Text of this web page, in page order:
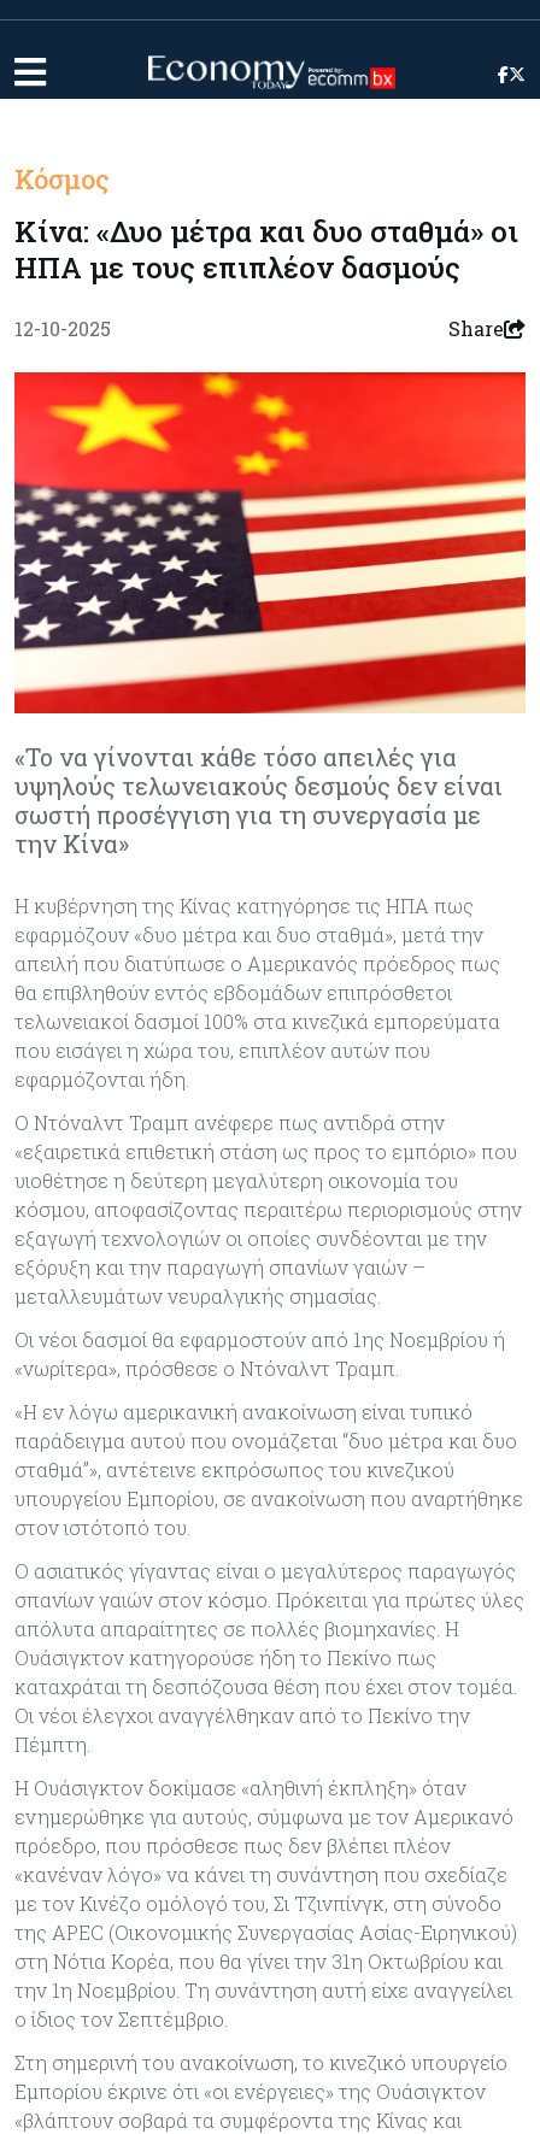
Κόσμος
Κίνα: «Δυο μέτρα και δυο σταθμά» οι
ΗΠΑ με τους επιπλέον δασμούς
12-10-2025 Share
«Το να γίνονται κάθε τόσο απειλές για
υψηλούς τελωνειακούς δεσμούς δεν είναι
σωστή προσέγγιση για τη συνεργασία με
την Κίνα»
Η κυβέρνηση της Κίνας κατηγόρησε τις ΗΠΑ πως
εφαρμόζουν «δυο μέτρα και δυο σταθμά», μετά την
απειλή που διατύπωσε ο Αμερικανός πρόεδρος πως
θα επιβληθούν εντός εβδομάδων επιπρόσθετοι
τελωνειακοί δασμοί 100% στα κινεζικά εμπορεύματα
που εισάγει η χώρα του, επιπλέον αυτών που
εφαρμόζονται ήδη.
Ο Ντόναλντ Τραμπ ανέφερε πως αντιδρά στην
«εξαιρετικά επιθετική στάση ως προς το εμπόριο» που
υιοθέτησε η δεύτερη μεγαλύτερη οικονομία του
κόσμου, αποφασίζοντας περαιτέρω περιορισμούς στην
εξαγωγή τεχνολογιών οι οποίες συνδέονται με την
εξόρυξη και την παραγωγή σπανίων γαιών –
μεταλλευμάτων νευραλγικής σημασίας.
Οι νέοι δασμοί θα εφαρμοστούν από 1ης Νοεμβρίου ή
«νωρίτερα», πρόσθεσε ο Ντόναλντ Τραμπ.
«Η εν λόγω αμερικανική ανακοίνωση είναι τυπικό
παράδειγμα αυτού που ονομάζεται “δυο μέτρα και δυο
σταθμά”», αντέτεινε εκπρόσωπος του κινεζικού
υπουργείου Εμπορίου, σε ανακοίνωση που αναρτήθηκε
στον ιστότοπό του.
Ο ασιατικός γίγαντας είναι ο μεγαλύτερος παραγωγός
σπανίων γαιών στον κόσμο. Πρόκειται για πρώτες ύλες
απόλυτα απαραίτητες σε πολλές βιομηχανίες. Η
Ουάσιγκτον κατηγορούσε ήδη το Πεκίνο πως
καταχράται τη δεσπόζουσα θέση που έχει στον τομέα.
Οι νέοι έλεγχοι αναγγέλθηκαν από το Πεκίνο την
Πέμπτη.
Η Ουάσιγκτον δοκίμασε «αληθινή έκπληξη» όταν
ενημερώθηκε για αυτούς, σύμφωνα με τον Αμερικανό
πρόεδρο, που πρόσθεσε πως δεν βλέπει πλέον
«κανέναν λόγο» να κάνει τη συνάντηση που σχεδίαζε
με τον Κινέζο ομόλογό του, Σι Τζινπίνγκ, στη σύνοδο
της APEC (Οικονομικής Συνεργασίας Ασίας-Ειρηνικού)
στη Νότια Κορέα, που θα γίνει την 31η Οκτωβρίου και
την 1η Νοεμβρίου. Τη συνάντηση αυτή είχε αναγγείλει
ο ίδιος τον Σεπτέμβριο.
Στη σημερινή του ανακοίνωση, το κινεζικό υπουργείο
Εμπορίου έκρινε ότι «οι ενέργειες» της Ουάσιγκτον
«βλάπτουν σοβαρά τα συμφέροντα της Κίνας και